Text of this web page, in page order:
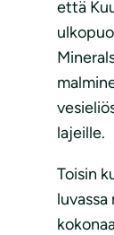
että
lajeille.
Toisin
luvassa